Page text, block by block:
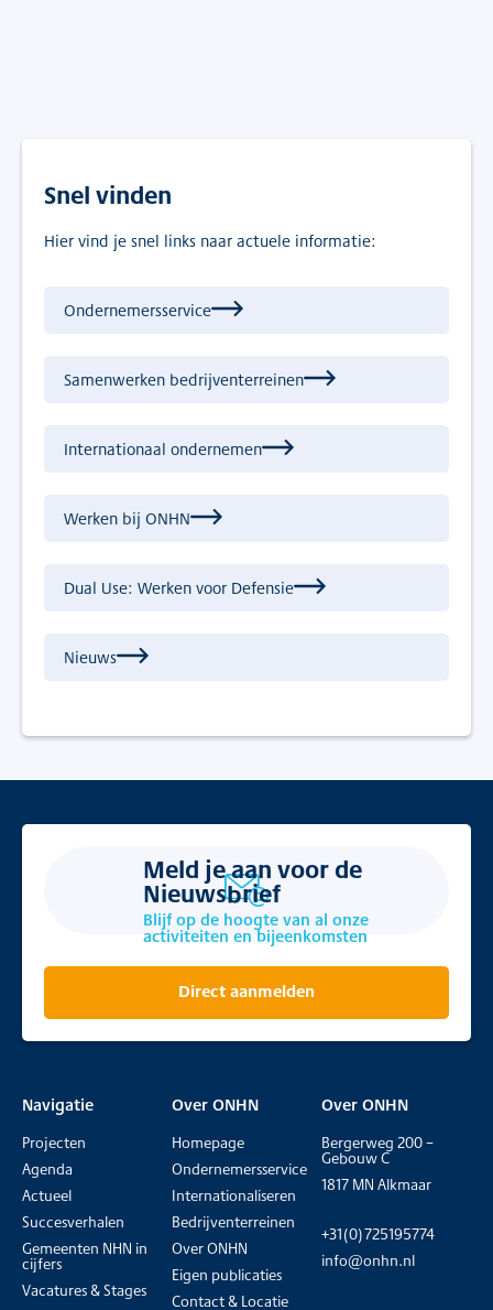
Snel vinden
Hier vind je snel links naar actuele informatie:
Ondernemersservice
Samenwerken bedrijventerreinen
Internationaal ondernemen
Werken bij ONHN
Dual Use: Werken voor Defensie
Nieuws
Meld je aan voor de
Nieuwsbrief
Blijf op de hoogte van al onze
activiteiten en bijeenkomsten
Direct aanmelden
Navigatie
Projecten
Agenda
Actueel
Succesverhalen
Gemeenten NHN in
cijfers
Vacatures & Stages
Over ONHN
Homepage
Ondernemersservice
Internationaliseren
Bedrijventerreinen
Over ONHN
Eigen publicaties
Contact & Locatie
Over ONHN
Bergerweg 200 –
Gebouw C
1817 MN Alkmaar
+31(0)725195774
info@onhn.nl